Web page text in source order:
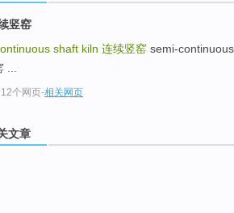
竖窑
shaft kiln 连续竖窑 semi-
...
个网页-相关网页
文章